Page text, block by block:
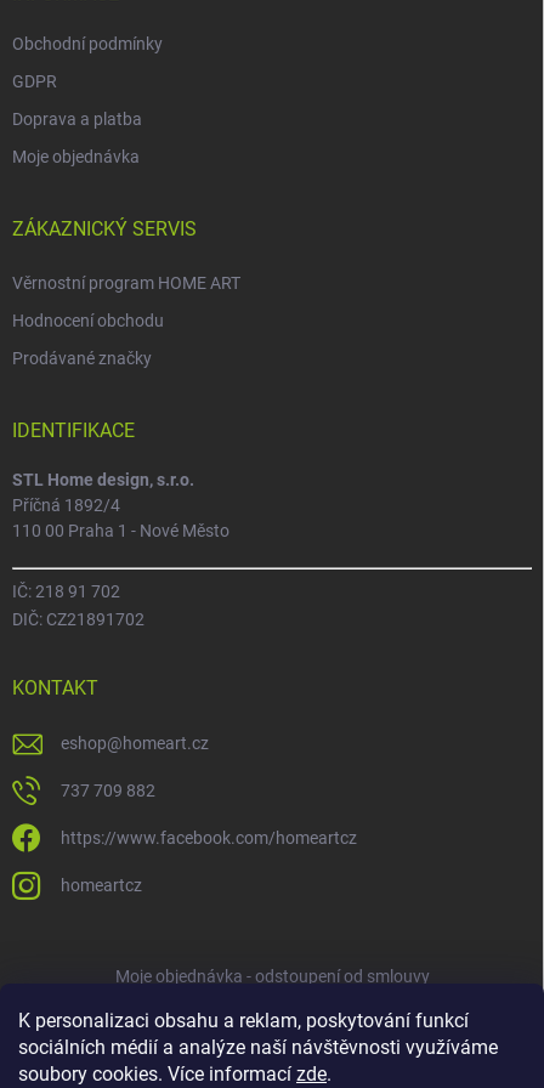
K personalizaci obsahu a reklam, poskytování funkcí
sociálních médií a analýze naší návštěvnosti využíváme
soubory cookies. Více informací zde.
Obchodní podmínky
GDPR
Doprava a platba
Moje objednávka
ZÁKAZNICKÝ SERVIS
Věrnostní program HOME ART
Hodnocení obchodu
Prodávané značky
IDENTIFIKACE
STL Home design, s.r.o.
Příčná 1892/4
110 00 Praha 1 - Nové Město
IČ: 218 91 702
DIČ: CZ21891702
KONTAKT
eshop@homeart.cz
737 709 882
https://www.facebook.com/homeartcz
homeartcz
Moje objednávka - odstoupení od smlouvy